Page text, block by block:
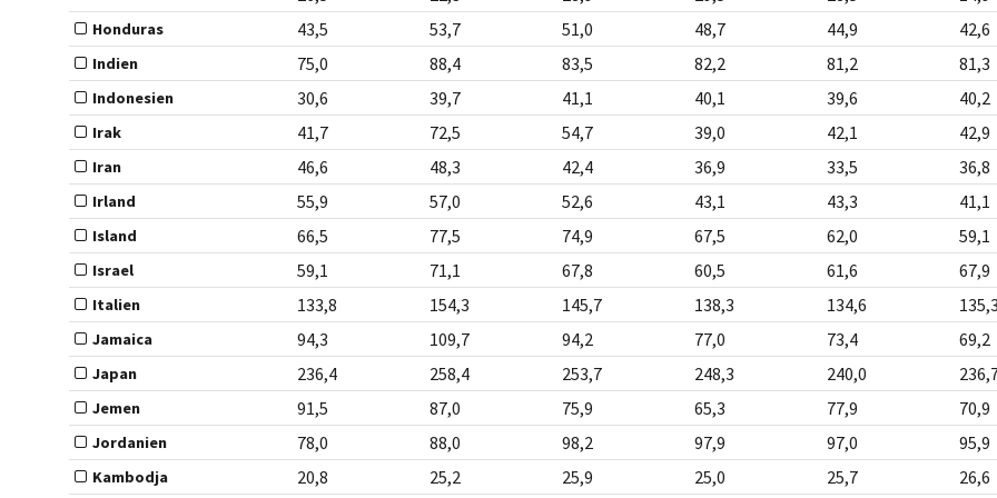
Honduras 43,5 53,7 51,0 48,7 44,9 42,6
Indien 75,0 88,4 83,5 82,2 81,2 81,3
Indonesien 30,6 39,7 41,1 40,1 39,6 40,2
Irak 41,7 72,5 54,7 39,0 42,1 42,9
Iran 46,6 48,3 42,4 36,9 33,5 36,8
Irland 55,9 57,0 52,6 43,1 43,3 41,1
Island 66,5 77,5 74,9 67,5 62,0 59,1
Israel 59,1 71,1 67,8 60,5 61,6 67,9
Italien 133,8 154,3 145,7 138,3 134,6
Jamaica 94,3 109,7 94,2 77,0 73,4 69,2
Japan 236,4 258,4 253,7 248,3 240,0
Jemen 91,5 87,0 75,9 65,3 77,9 70,9
Jordanien 78,0 88,0 98,2 97,9 97,0 95,9
Kambodja 20,8 25,2 25,9 25,0 25,7 26,6